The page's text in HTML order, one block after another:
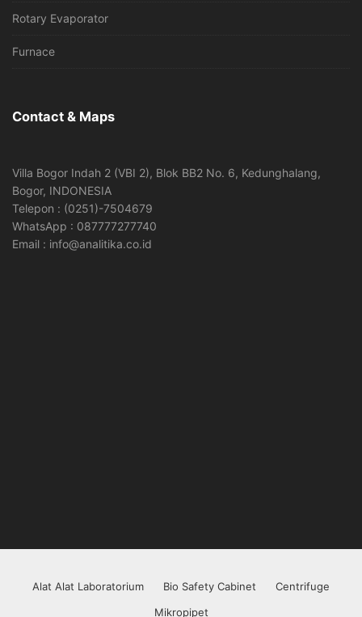
Rotary Evaporator
Furnace
Contact & Maps
Villa Bogor Indah 2 (VBI 2), Blok BB2 No. 6, Kedunghalang,
Bogor, INDONESIA
Telepon : (0251)-7504679
WhatsApp : 087777277740
Email : info@analitika.co.id
Alat Alat Laboratorium Bio Safety Cabinet
Centrifuge
Mikropipet